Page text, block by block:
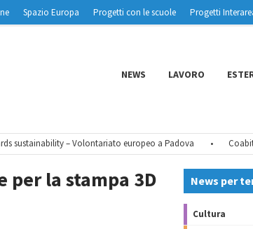
Spazio Europa Progetti con le scuole
Progetti
NEWS LAVORO
– Volontariato europeo a Padova •
per la stampa 3D News per
Cultura